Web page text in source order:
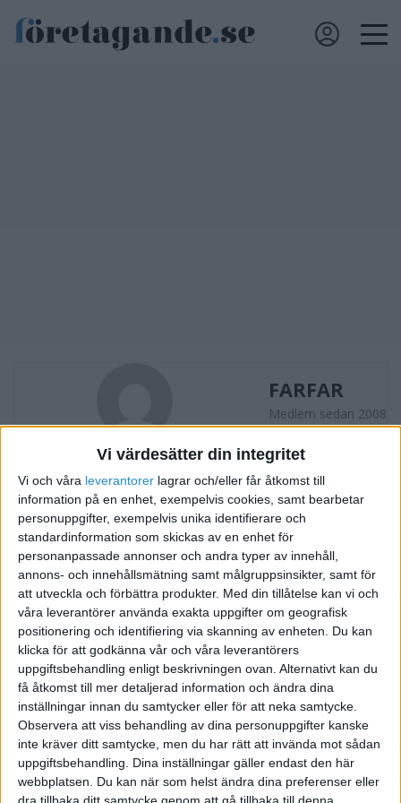
Vi värdesätter din integritet
Vi och våra leverantorer lagrar och/eller får åtkomst till
information på en enhet, exempelvis cookies, samt bearbetar
personuppgifter, exempelvis unika identifierare och
standardinformation som skickas av en enhet för
personanpassade annonser och andra typer av innehåll,
annons- och innehållsmätning samt målgruppsinsikter, samt för
att utveckla och förbättra produkter. Med din tillåtelse kan vi och
våra leverantörer använda exakta uppgifter om geografisk
positionering och identifiering via skanning av enheten. Du kan
klicka för att godkänna vår och våra leverantörers
uppgiftsbehandling enligt beskrivningen ovan. Alternativt kan du
få åtkomst till mer detaljerad information och ändra dina
inställningar innan du samtycker eller för att neka samtycke.
Observera att viss behandling av dina personuppgifter kanske
inte kräver ditt samtycke, men du har rätt att invända mot sådan
uppgiftsbehandling. Dina inställningar gäller endast den här
webbplatsen. Du kan när som helst ändra dina preferenser eller
FARFAR
Medlem sedan 2008
Skicka meddelande
FORUMAKTIVITET
Greencity - Det miljövänliga webbhotellet
Tråd i Presentera dig och ditt företag
för 17 år sedan